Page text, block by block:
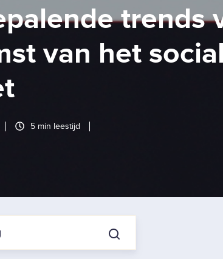
trends
van het social
5 min leestijd